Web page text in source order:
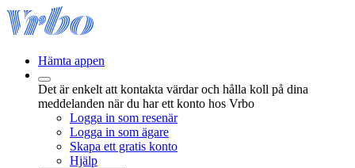
Hämta appen
Det är enkelt att kontakta värdar och hålla koll på dina
meddelanden när du har ett konto hos Vrbo
Logga in som resenär
Logga in som ägare
Skapa ett gratis konto
Hjälp